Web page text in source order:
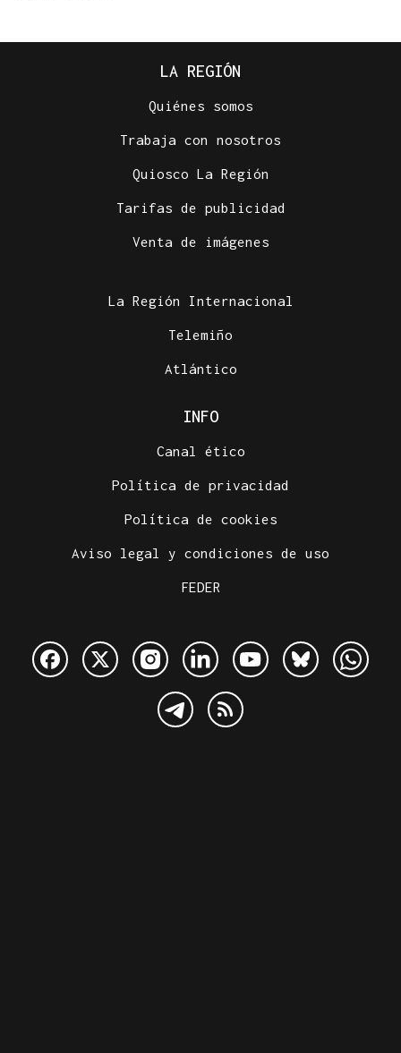
LA REGIÓN
Quiénes somos
Trabaja con nosotros
Quiosco La Región
Tarifas de publicidad
Venta de imágenes
La Región Internacional
Telemiño
Atlántico
INFO
Canal ético
Política de privacidad
Política de cookies
Aviso legal y condiciones de uso
FEDER